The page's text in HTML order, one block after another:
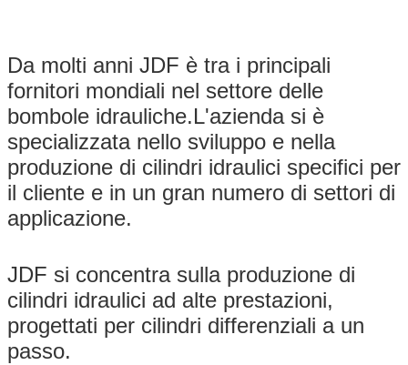
Da molti anni JDF è tra i principali
fornitori mondiali nel settore delle
bombole idrauliche.L'azienda si è
specializzata nello sviluppo e nella
produzione di cilindri idraulici specifici per
il cliente e in un gran numero di settori di
applicazione.
JDF si concentra sulla produzione di
cilindri idraulici ad alte prestazioni,
progettati per cilindri differenziali a un
passo.